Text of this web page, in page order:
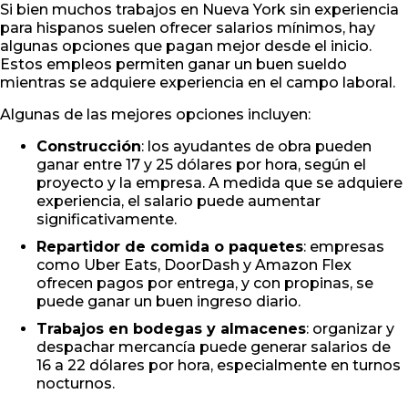
Si bien muchos trabajos en Nueva York sin experiencia
para hispanos suelen ofrecer salarios mínimos, hay
algunas opciones que pagan mejor desde el inicio.
Estos empleos permiten ganar un buen sueldo
mientras se adquiere experiencia en el campo laboral.
Algunas de las mejores opciones incluyen:
Construcción: los ayudantes de obra pueden
ganar entre 17 y 25 dólares por hora, según el
proyecto y la empresa. A medida que se adquiere
experiencia, el salario puede aumentar
significativamente.
Repartidor de comida o paquetes: empresas
como Uber Eats, DoorDash y Amazon Flex
ofrecen pagos por entrega, y con propinas, se
puede ganar un buen ingreso diario.
Trabajos en bodegas y almacenes: organizar y
despachar mercancía puede generar salarios de
16 a 22 dólares por hora, especialmente en turnos
nocturnos.